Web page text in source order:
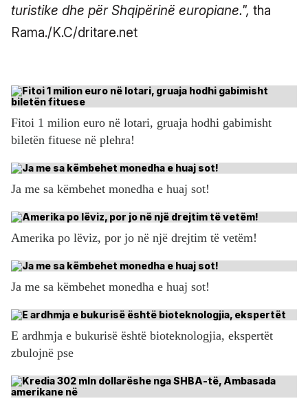
turistike dhe për Shqipërinë europiane.", tha
Rama./K.C/dritare.net
Fitoi 1 milion euro në lotari, gruaja hodhi gabimisht
biletën fituese në plehra!
Ja me sa këmbehet monedha e huaj sot!
Amerika po lëviz, por jo në një drejtim të vetëm!
Ja me sa këmbehet monedha e huaj sot!
E ardhmja e bukurisë është bioteknologjia, ekspertët
zbulojnë pse